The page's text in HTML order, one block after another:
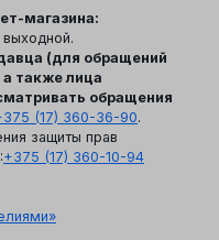
магазина:
(для обращений
также лица
обращения
(17) 360-36-90.
защиты прав
+375 (17) 360-10-94